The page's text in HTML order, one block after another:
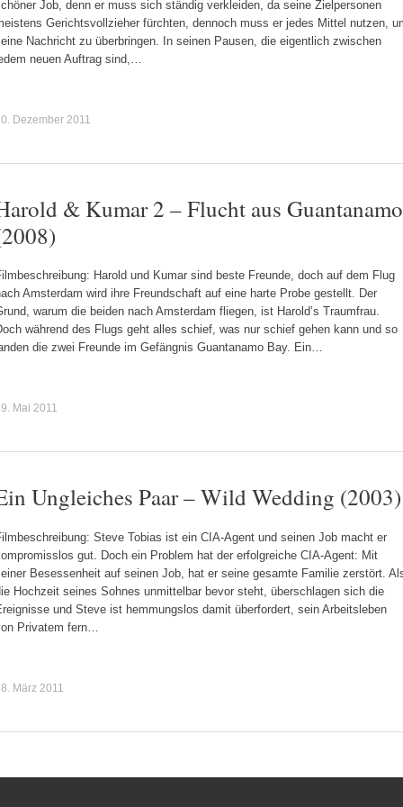
Job, denn er muss sich ständig verkleiden, da seine Zielpersonen
Gerichtsvollzieher fürchten, dennoch muss er jedes Mittel nutzen,
Nachricht zu überbringen. In seinen Pausen, die eigentlich zwischen
neuen Auftrag sind,…
Dezember 2011
& Kumar 2 – Flucht aus Guantanamo
Harold und Kumar sind beste Freunde, doch auf dem Flug
Amsterdam wird ihre Freundschaft auf eine harte Probe gestellt. Der
warum die beiden nach Amsterdam fliegen, ist Harold’s Traumfrau.
während des Flugs geht alles schief, was nur schief gehen kann und so
die zwei Freunde im Gefängnis Guantanamo Bay. Ein…
Mai 2011
Ungleiches Paar – Wild Wedding (2003)
Steve Tobias ist ein CIA-Agent und seinen Job macht er
gut. Doch ein Problem hat der erfolgreiche CIA-Agent: Mit
Besessenheit auf seinen Job, hat er seine gesamte Familie zerstört.
Hochzeit seines Sohnes unmittelbar bevor steht, überschlagen sich die
und Steve ist hemmungslos damit überfordert, sein Arbeitsleben
Privatem fern…
März 2011